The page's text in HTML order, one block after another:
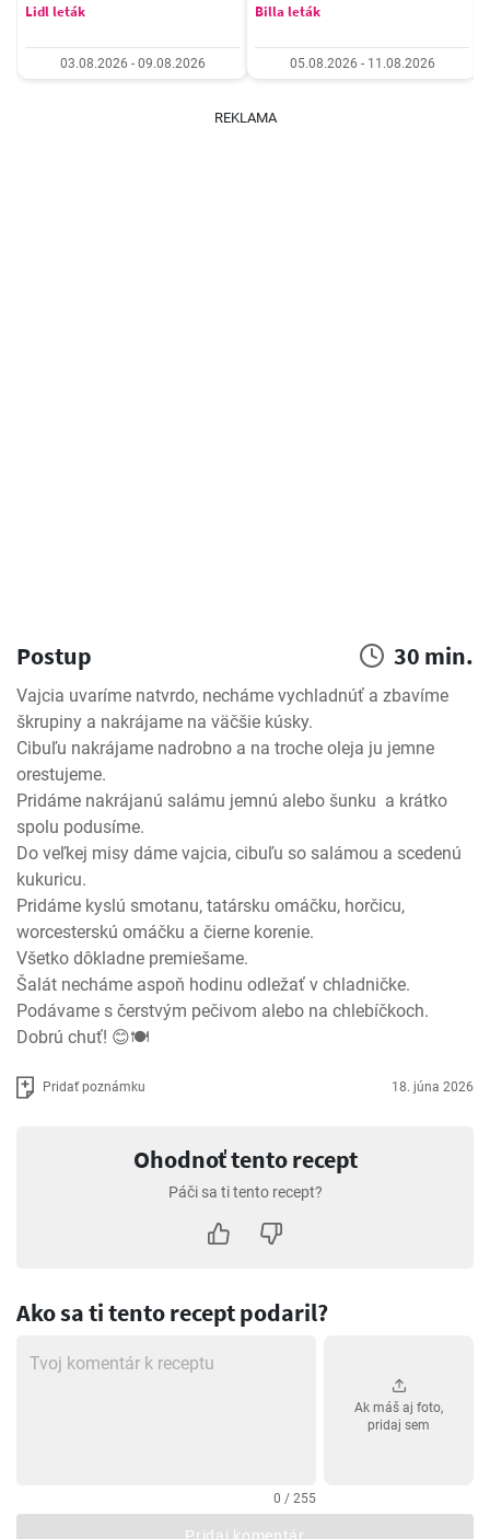
Lidl leták
03.08.2026 - 09.08.2026
Billa leták
05.08.2026 - 11.08.2026
REKLAMA
Postup 30 min.
Vajcia uvaríme natvrdo, necháme vychladnúť a zbavíme
škrupiny a nakrájame na väčšie kúsky.
Cibuľu nakrájame nadrobno a na troche oleja ju jemne
orestujeme.
Pridáme nakrájanú salámu jemnú alebo šunku  a krátko
spolu podusíme.
Do veľkej misy dáme vajcia, cibuľu so salámou a scedenú
kukuricu.
Pridáme kyslú smotanu, tatársku omáčku, horčicu,
worcesterskú omáčku a čierne korenie.
Všetko dôkladne premiešame.
Šalát necháme aspoň hodinu odležať v chladničke.
Podávame s čerstvým pečivom alebo na chlebíčkoch.
Dobrú chuť! 😊🍽️
Pridať poznámku 18. júna 2026
Ohodnoť tento recept
Páči sa ti tento recept?
Ako sa ti tento recept podaril?
0 / 255
Ak máš aj foto,
pridaj sem
Pridaj komentár